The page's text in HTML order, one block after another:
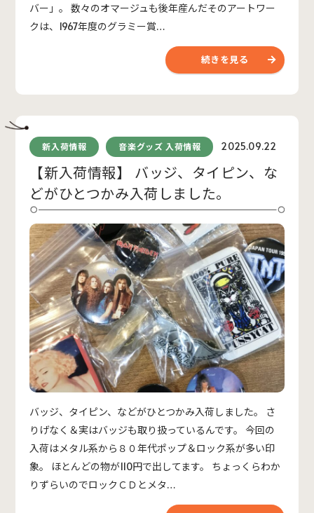
バー」。 数々のオマージュも後年産んだそのアートワー
クは、1967年度のグラミー賞…
続きを見る
新入荷情報 音楽グッズ 入荷情報 2025.09.22
【新入荷情報】 バッジ、タイピン、な
どがひとつかみ入荷しました。
バッジ、タイピン、などがひとつかみ入荷しました。 さ
りげなく＆実はバッジも取り扱っているんです。 今回の
入荷はメタル系から８０年代ポップ＆ロック系が多い印
象。 ほとんどの物が110円で出してます。 ちょっくらわか
りずらいのでロックＣＤとメタ…